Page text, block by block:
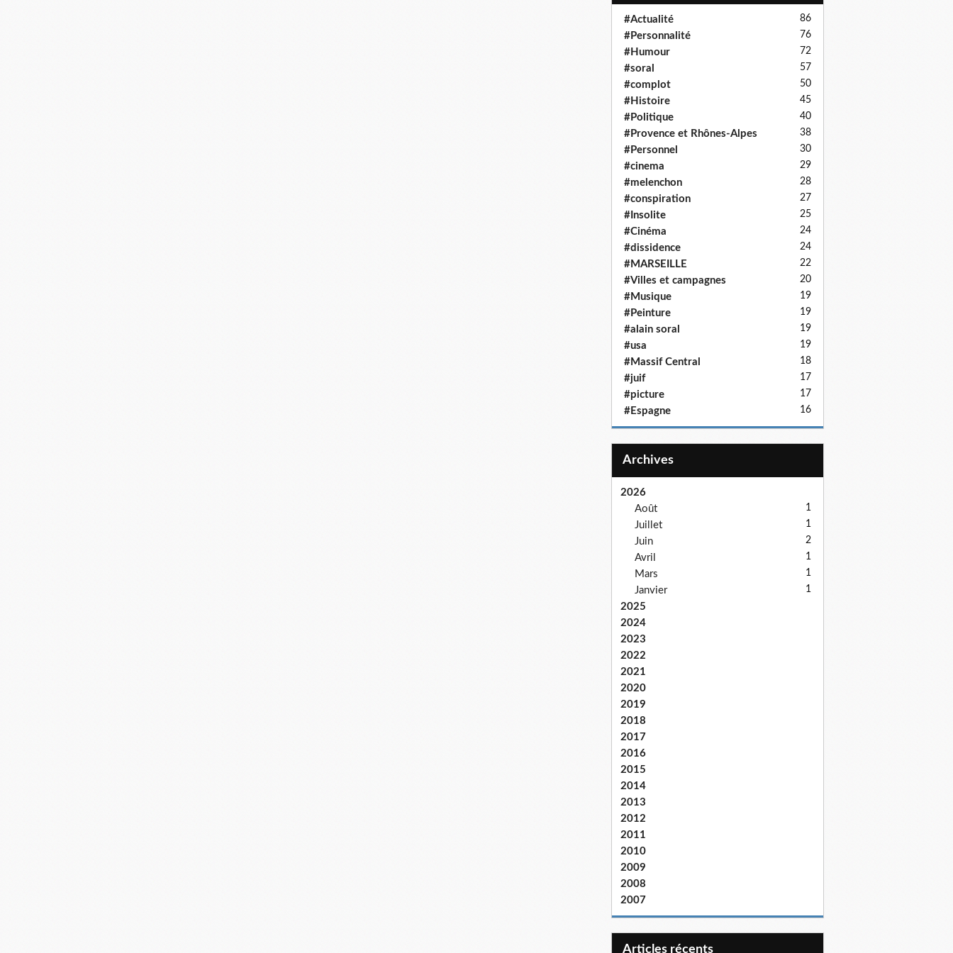
#Actualité 86
#Personnalité 76
#Humour 72
#soral 57
#complot 50
#Histoire 45
#Politique 40
#Provence et Rhônes-Alpes 38
#Personnel 30
#cinema 29
#melenchon 28
#conspiration 27
#Insolite 25
#Cinéma 24
#dissidence 24
#MARSEILLE 22
#Villes et campagnes 20
#Musique 19
#Peinture 19
#alain soral 19
#usa 19
#Massif Central 18
#juif 17
#picture 17
#Espagne 16
Archives
2026
Août
1
Juillet 1
Juin 2
Avril 1
Mars 1
Janvier 1
2025
2024
2023
2022
2021
2020
2019
2018
2017
2016
2015
2014
2013
2012
2011
2010
2009
2008
2007
articles récents